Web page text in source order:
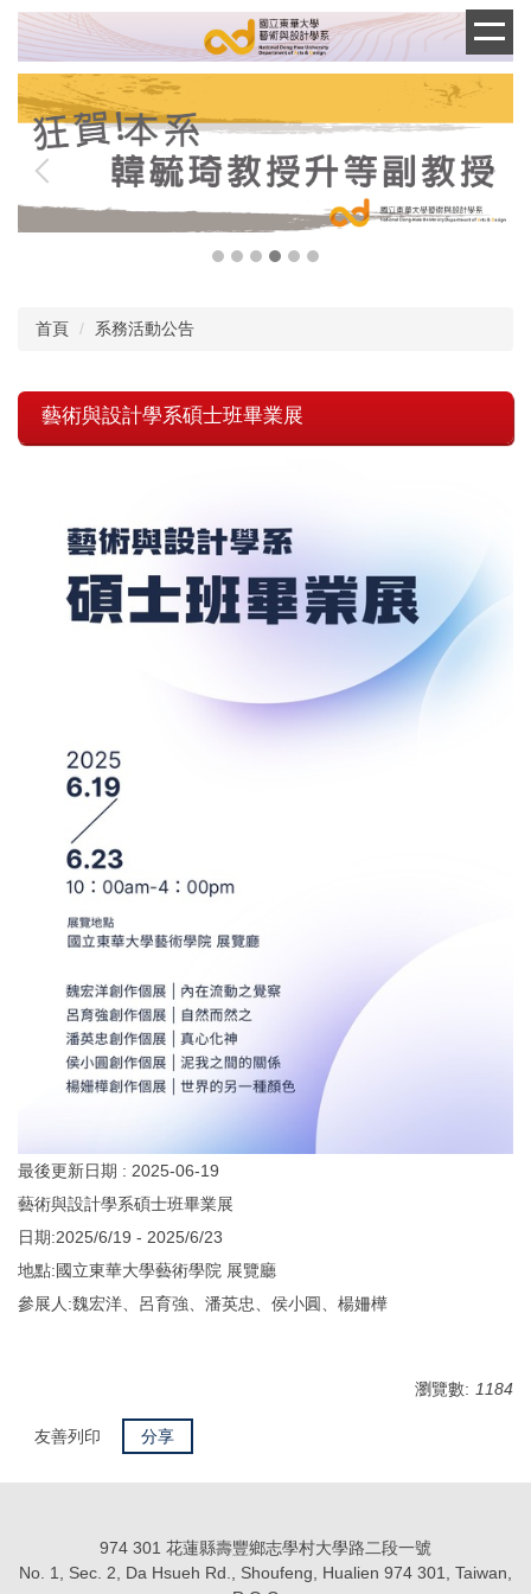
跳
到
主
內
首頁 系務活動公告
藝術與設計學系碩士班畢業展
最後更新日期 : 2025-06-19
藝術與設計學系碩士班畢業展
日期:2025/6/19 - 2025/6/23
地點:國立東華大學藝術學院 展覽廳
參展人:魏宏洋、呂育強、潘英忠、侯小圓、楊姍樺
瀏覽數: 1184
友善列印 分享
974 301 花蓮縣壽豐鄉志學村大學路二段一號
No. 1, Sec. 2, Da Hsueh Rd., Shoufeng, Hualien 974 301, Taiwan,